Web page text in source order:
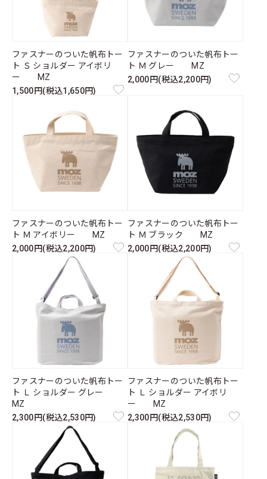
ファスナーのついた帆布トー
ト Ｓ ショルダー アイボリ
ー MZ
1,500円(税込1,650円)
ファスナーのついた帆布トー
ト Ｍ グレー MZ
2,000円(税込2,200円)
ファスナーのついた帆布トー
ト Ｍ アイボリー MZ
2,000円(税込2,200円)
ファスナーのついた帆布トー
ト Ｍ ブラック MZ
2,000円(税込2,200円)
ファスナーのついた帆布トー
ト Ｌ ショルダー グレー
MZ
2,300円(税込2,530円)
ファスナーのついた帆布トー
ト Ｌ ショルダー アイボリ
ー MZ
2,300円(税込2,530円)